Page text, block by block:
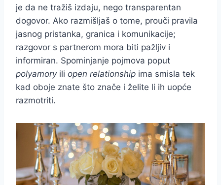
je da ne tražiš izdaju, nego transparentan
dogovor. Ako razmišljaš o tome, prouči pravila
jasnog pristanka, granica i komunikacije;
razgovor s partnerom mora biti pažljiv i
informiran. Spominjanje pojmova poput
polyamoryili open relationship ima smisla tek
kad oboje znate što znače i želite li ih uopće
razmotriti.